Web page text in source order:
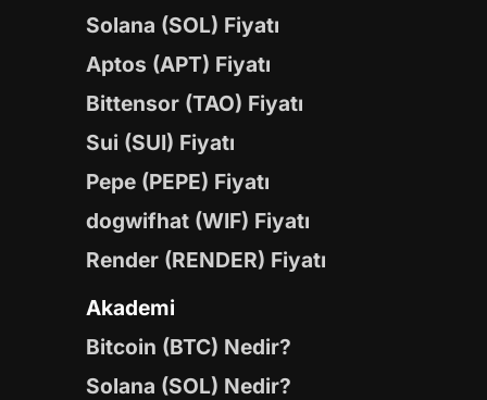
Solana (SOL) Fiyatı
Aptos (APT) Fiyatı
Bittensor (TAO) Fiyatı
Sui (SUI) Fiyatı
Pepe (PEPE) Fiyatı
dogwifhat (WIF) Fiyatı
Render (RENDER) Fiyatı
Akademi
Bitcoin (BTC) Nedir?
Solana (SOL) Nedir?